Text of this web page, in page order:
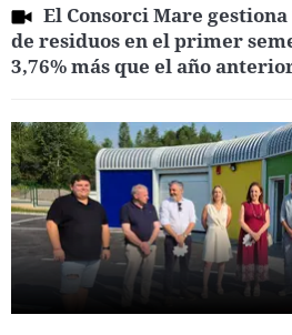
El Consorci Mare
de residuos en el primer
3,76% más que el año